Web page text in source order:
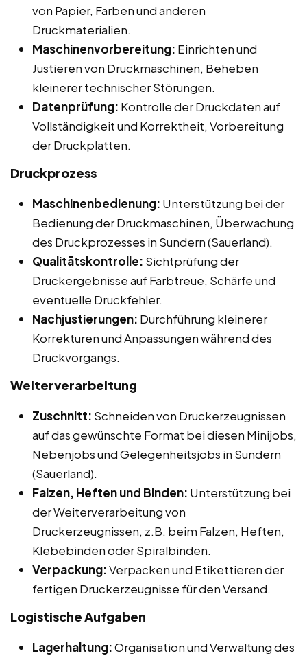
von Papier, Farben und anderen
Druckmaterialien.
Maschinenvorbereitung: Einrichten und
Justieren von Druckmaschinen, Beheben
kleinerer technischer Störungen.
Datenprüfung: Kontrolle der Druckdaten auf
Vollständigkeit und Korrektheit, Vorbereitung
der Druckplatten.
Druckprozess
Maschinenbedienung: Unterstützung bei der
Bedienung der Druckmaschinen, Überwachung
des Druckprozesses in Sundern (Sauerland).
Qualitätskontrolle: Sichtprüfung der
Druckergebnisse auf Farbtreue, Schärfe und
eventuelle Druckfehler.
Nachjustierungen: Durchführung kleinerer
Korrekturen und Anpassungen während des
Druckvorgangs.
Weiterverarbeitung
Zuschnitt: Schneiden von Druckerzeugnissen
auf das gewünschte Format bei diesen Minijobs,
Nebenjobs und Gelegenheitsjobs in Sundern
(Sauerland).
Falzen, Heften und Binden: Unterstützung bei
der Weiterverarbeitung von
Druckerzeugnissen, z.B. beim Falzen, Heften,
Klebebinden oder Spiralbinden.
Verpackung:Verpacken und Etikettieren der
fertigen Druckerzeugnisse für den Versand.
Logistische Aufgaben
Lagerhaltung:Organisation und Verwaltung des